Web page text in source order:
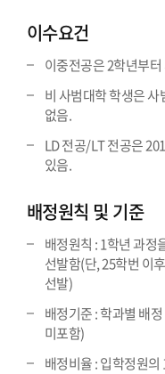
이수요건
이중전공은 2학년부터
비 사범대학 학생은
없음.
LD 전공/LT 전공은
있음.
배정원칙 및 기준
배정원칙 : 1학년 과정
선발함(단, 25학번 이
선발)
배정기준 : 학과별 배
미포함)
배정비율 : 입학정원